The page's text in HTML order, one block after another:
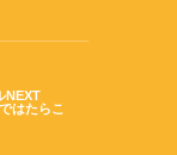
NEXT
はたらこ